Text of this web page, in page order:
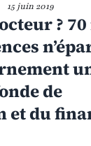
15 juin 2019
?
de
et du